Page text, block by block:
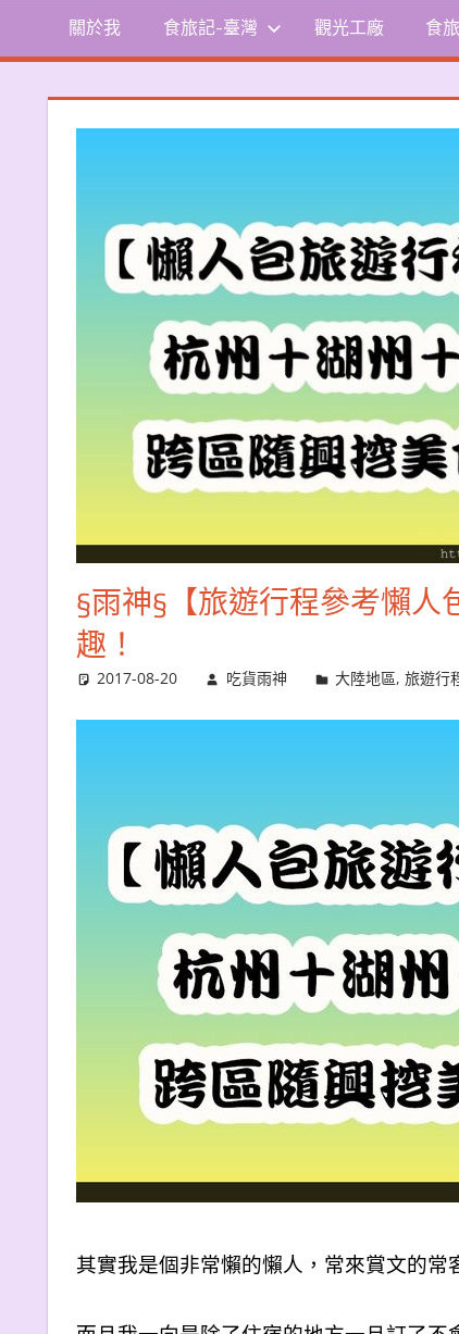
關於我 食旅記-臺灣 觀光工廠 食
§雨神§【旅遊行程參考懶
趣！
2017-08-20 吃貨雨神 大陸地區,旅遊行
其實我是個非常懶的懶人，常來賞文的